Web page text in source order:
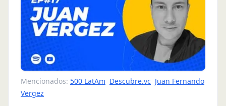
Mencionados: 500 LatAm Descubre.vc Juan Fernando
Vergez